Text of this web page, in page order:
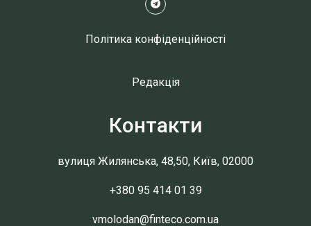
Політика конфіденційності
Редакція
Контакти
вулиця Жилянська, 48,50, Київ, 02000
+380 95 414 01 39
vmolodan@finteco.com.ua